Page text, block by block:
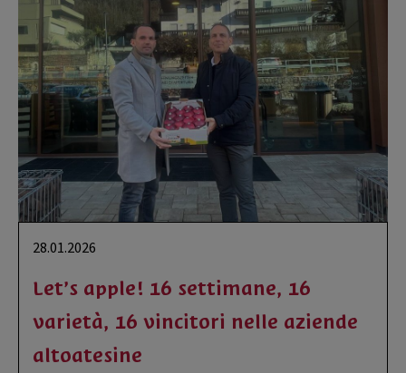
28.01.2026
Let’s apple! 16 settimane, 16
varietà, 16 vincitori nelle aziende
altoatesine